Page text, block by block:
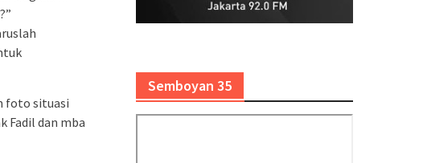
foto situasi
Fadil dan mba
Semboyan 35